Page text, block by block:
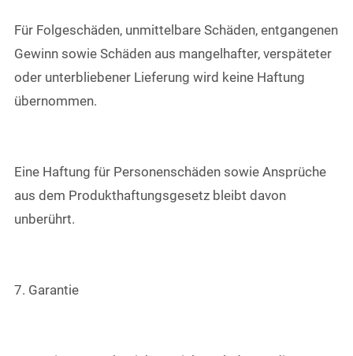
Für Folgeschäden, unmittelbare Schäden, entgangenen
Gewinn sowie Schäden aus mangelhafter, verspäteter
oder unterbliebener Lieferung wird keine Haftung
übernommen.
Eine Haftung für Personenschäden sowie Ansprüche
aus dem Produkthaftungsgesetz bleibt davon
unberührt.
7. Garantie